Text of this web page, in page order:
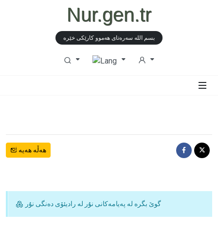
Nur.gen.tr
بسم الله سەرەتای هەموو كارێكی خێرە
هەڵە هەیە
گوێ بگرە لە پەیامەكانی نۇر لە رادیئۆی دەنگی نۇر